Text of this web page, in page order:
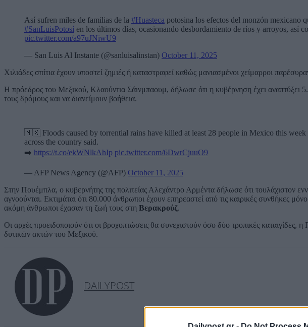
Así sufren miles de familias de la #Huasteca potosina los efectos del monzón mexicano
#SanLuisPotosí en los últimos días, ocasionando desbordamiento de ríos y arroyos, así
pic.twitter.com/a97uJNiwU9
— San Luis Al Instante (@sanluisalinstan) October 11, 2025
Χιλιάδες σπίτια έχουν υποστεί ζημιές ή καταστραφεί καθώς μανιασμένοι χείμαρροι
Η πρόεδρος του Μεξικού, Κλαούντια Σάινμπαουμ, δήλωσε ότι η κυβέρνηση έχει αναπτύξει
τους δρόμους και να διανείμουν βοήθεια.
🇲🇽 Floods caused by torrential rains have killed at least 28 people in Mexico this
across the country said.
➡️ https://t.co/ekWNlkAhIp pic.twitter.com/6DwrCjuuO9
— AFP News Agency (@AFP) October 11, 2025
Στην Πουέμπλα, ο κυβερνήτης της πολιτείας Αλεχάντρο Αρμέντα δήλωσε ότι τουλάχιστον
αγνοούνται. Εκτιμάται ότι 80.000 άνθρωποι έχουν επηρεαστεί από τις καιρικές συνθήκες
ακόμη άνθρωποι έχασαν τη ζωή τους στη Βερακρούζ.
Οι αρχές προειδοποιούν ότι οι βροχοπτώσεις θα συνεχιστούν όσο δύο τροπικές καταιγίδες,
δυτικών ακτών του Μεξικού.
DAILYPOST